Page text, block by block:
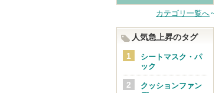
カテゴリ一覧へ
人気急上昇のタグ
シートマスク・パ
ック
クッションファン